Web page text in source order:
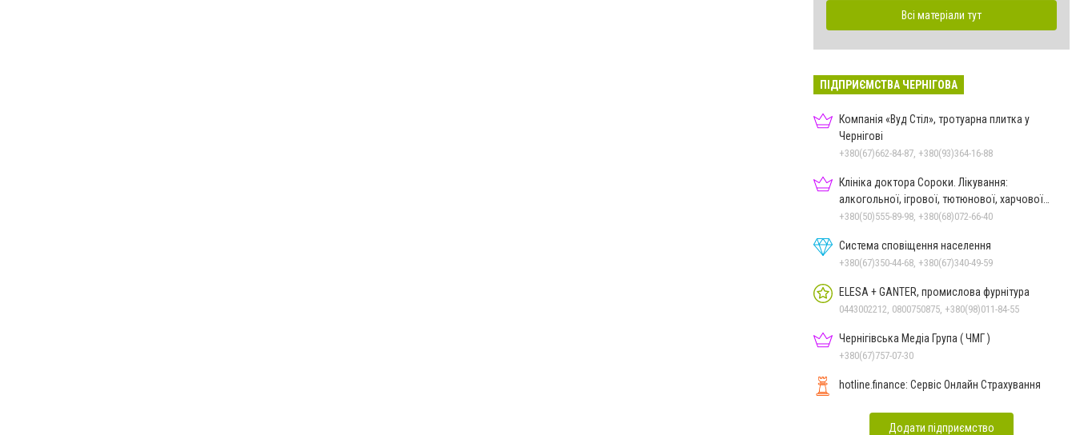
Всі матеріали тут
ПІДПРИЄМСТВА ЧЕРНІГОВА
Компанія «Вуд Стіл», тротуарна плитка у
Чернігові
+380(67)662-84-87, +380(93)364-16-88
Клініка доктора Сороки. Лікування:
алкогольної, ігрової, тютюнової, харчової
залежностей, неврозів т
+380(50)555-89-98, +380(68)072-66-40
Система сповіщення населення
+380(67)350-44-68, +380(67)340-49-59
ELESA + GANTER, промислова фурнітура
0443002212, 0800750875, +380(98)011-84-55
Чернігівська Медіа Група ( ЧМГ )
+380(67)757-07-30
hotline.finance: Сервіс Онлайн Страхування
Додати підприємство